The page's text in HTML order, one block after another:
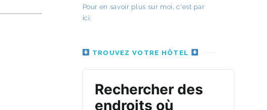
Pour en savoir plus sur moi, c'est par
ici.
TROUVEZ VOTRE HÔTEL